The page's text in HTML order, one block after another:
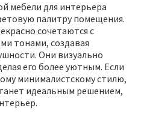
мебели для интерьера
палитру помещения.
сочетаются с
тонами, создавая
Они визуально
его более уютным. Если
минималистскому стилю,
идеальным решением,